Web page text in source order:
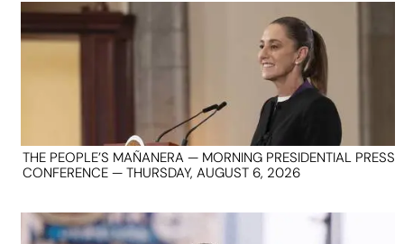
THE PEOPLE’S MAÑANERA — MORNING PRESIDENTIAL PRESS
CONFERENCE — THURSDAY, AUGUST 6, 2026